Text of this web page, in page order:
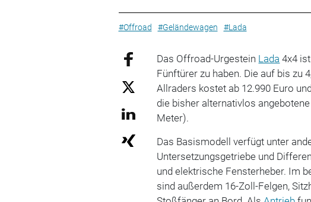
#Offroad #Geländewagen #Lada
Das Offroad-Urgestein Lada 4x4
Fünftürer zu haben. Die auf bis zu
Allraders kostet ab 12.990 Euro
die bisher alternativlos
Meter).
Das Basismodell verfügt unter
Untersetzungsgetriebe und
und elektrische Fensterheber. Im
sind außerdem 16-Zoll-Felgen,